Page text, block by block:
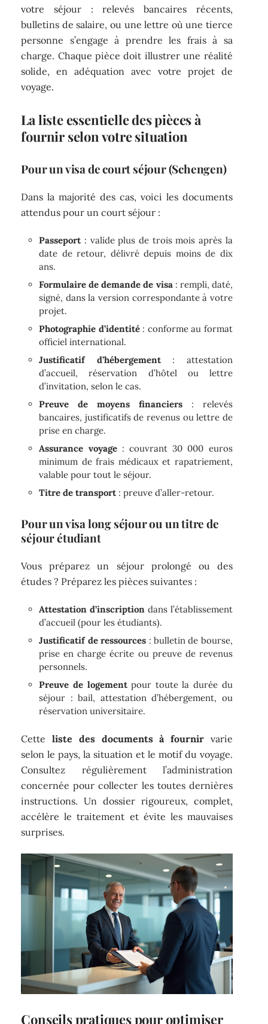
votre séjour : relevés bancaires récents,
bulletins de salaire, ou une lettre où une tierce
personne s’engage à prendre les frais à sa
charge. Chaque pièce doit illustrer une réalité
solide, en adéquation avec votre projet de
voyage.
La liste essentielle des pièces à
fournir selon votre situation
Pour un visa de court séjour (Schengen)
Dans la majorité des cas, voici les documents
attendus pour un court séjour :
Passeport: valide plus de trois mois après la
date de retour, délivré depuis moins de dix
ans.
Formulaire de demande de visa: rempli, daté,
signé, dans la version correspondante à votre
projet.
Photographie d’identité: conforme au format
officiel international.
Justificatif d’hébergement: attestation
d’accueil, réservation d’hôtel ou lettre
d’invitation, selon le cas.
Preuve de moyens financiers: relevés
bancaires, justificatifs de revenus ou lettre de
prise en charge.
Assurance voyage: couvrant 30 000 euros
minimum de frais médicaux et rapatriement,
valable pour tout le séjour.
Titre de transport: preuve d’aller-retour.
Pour un visa long séjour ou un titre de
séjour étudiant
Vous préparez un séjour prolongé ou des
études ? Préparez les pièces suivantes :
Attestation d’inscription dans l’établissement
d’accueil (pour les étudiants).
Justificatif de ressources : bulletin de bourse,
prise en charge écrite ou preuve de revenus
personnels.
Preuve de logementpour toute la durée du
séjour : bail, attestation d’hébergement, ou
réservation universitaire.
Cetteliste des documents à fournirvarie
selon le pays, la situation et le motif du voyage.
Consultez régulièrement l’administration
concernée pour collecter les toutes dernières
instructions. Un dossier rigoureux, complet,
accélère le traitement et évite les mauvaises
surprises.
Conseils pratiques pour optimiser